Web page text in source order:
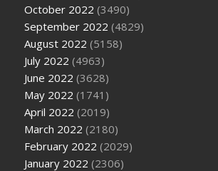
October 2022 (3490)
September 2022 (4829)
August 2022 (5158)
July 2022 (4963)
June 2022 (3628)
May 2022 (1741)
April 2022 (2019)
March 2022 (2180)
February 2022 (2029)
January 2022 (2306)